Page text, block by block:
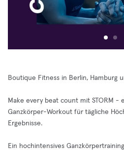
Boutique Fitness in Berlin, Hamburg
Make every beat count mit STORM -
Ganzkörper-Workout für tägliche
Ergebnisse.
Ein hochintensives